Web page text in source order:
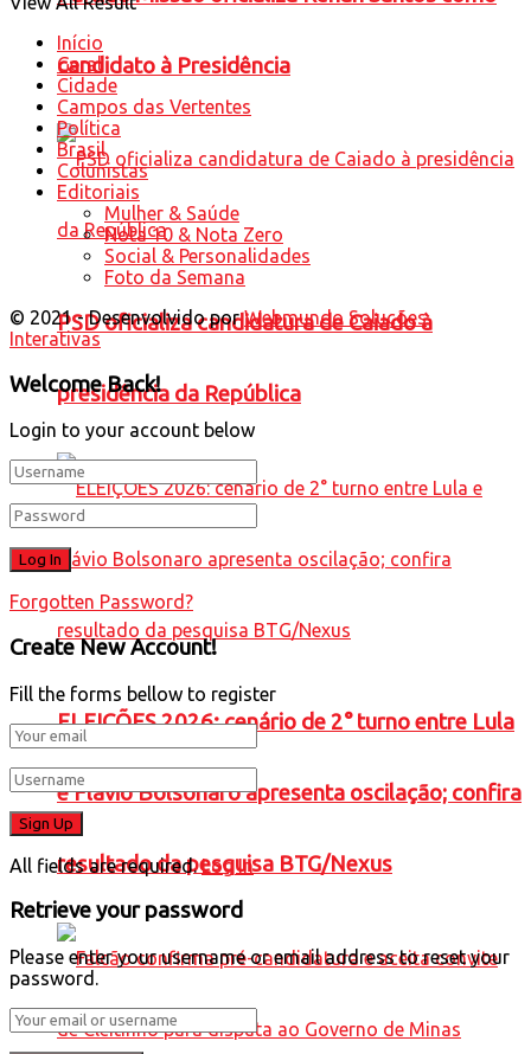
candidato à Presidência
PSD oficializa candidatura de Caiado à
presidência da República
ELEIÇÕES 2026: cenário de 2° turno entre Lula
e Flávio Bolsonaro apresenta oscilação; confira
resultado da pesquisa BTG/Nexus
Início
Geral
Cidade
Campos das Vertentes
Política
Brasil
Colunistas
Editoriais
Mulher & Saúde
Nota 10 & Nota Zero
Social & Personalidades
Foto da Semana
© 2021 - Desenvolvido porWebmundo Soluções
Interativas
Welcome Back!
Login to your account below
Forgotten Password?
Create New Account!
Fill the forms bellow to register
All fields are required. Log In
Retrieve your password
Please enter your username or email address to reset your
password.